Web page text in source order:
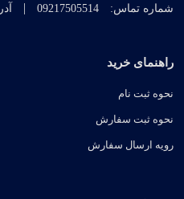
شماره تماس: 09217505514
|
راهنمای خرید
نحوه ثبت نام
نحوه ثبت سفارش
رویه ارسال سفارش